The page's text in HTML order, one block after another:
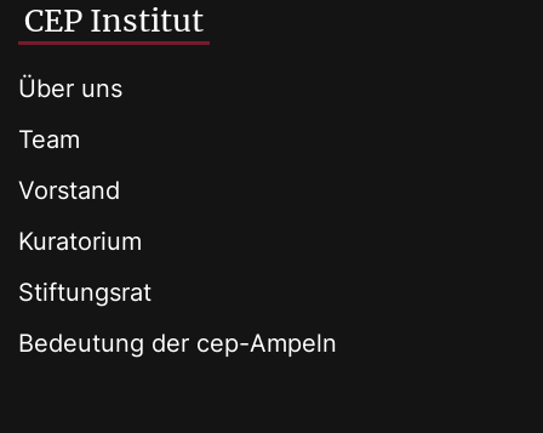
CEP Institut
Über uns
Team
Vorstand
Kuratorium
Stiftungsrat
Bedeutung der cep-Ampeln